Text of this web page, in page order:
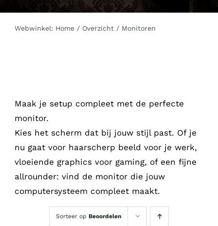
Servicepunten
Webwinkel: Home Overzicht Monitoren
Maak je setup compleet met de perfecte
monitor.
Kies het scherm dat bij jouw stijl past. Of je
nu gaat voor haarscherp beeld voor je werk,
vloeiende graphics voor gaming, of een fijne
allrounder: vind de monitor die jouw
computersysteem compleet maakt.
Sorteer op Beoordelen